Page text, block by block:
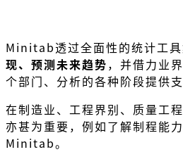
Minitab透过全面性的统计工
现、预测未来趋势，并借力业
个部门、分析的各种阶段提供支
在制造业、工程界别、质量工
亦甚为重要，例如了解制程能
Minitab。